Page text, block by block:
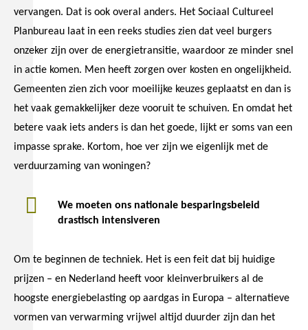
vervangen. Dat is ook overal anders. Het Sociaal Cultureel
Planbureau laat in een reeks studies zien dat veel burgers
onzeker zijn over de energietransitie, waardoor ze minder snel
in actie komen. Men heeft zorgen over kosten en ongelijkheid.
Gemeenten zien zich voor moeilijke keuzes geplaatst en dan is
het vaak gemakkelijker deze vooruit te schuiven. En omdat het
betere vaak iets anders is dan het goede, lijkt er soms van een
impasse sprake. Kortom, hoe ver zijn we eigenlijk met de
verduurzaming van woningen?
We moeten ons nationale besparingsbeleid
drastisch intensiveren
Om te beginnen de techniek. Het is een feit dat bij huidige
prijzen – en Nederland heeft voor kleinverbruikers al de
hoogste energiebelasting op aardgas in Europa – alternatieve
vormen van verwarming vrijwel altijd duurder zijn dan het